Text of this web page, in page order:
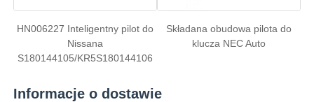
HN006227 Inteligentny pilot do
Nissana
S180144105/KR5S180144106
Składana obudowa pilota do
klucza NEC Auto
Informacje o dostawie